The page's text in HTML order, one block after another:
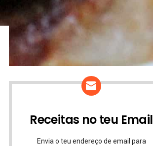
Receitas no teu Email
Envia o teu endereço de email para